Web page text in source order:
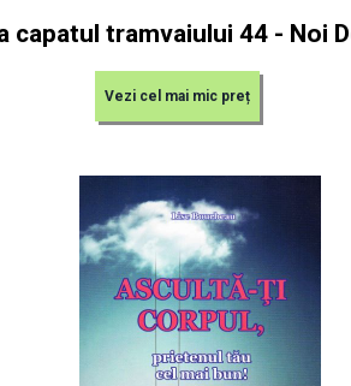
capatul tramvaiului 44 - Noi
Vezi cel mai mic preț